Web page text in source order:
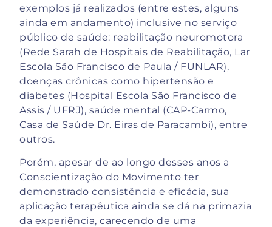
exemplos já realizados (entre estes, alguns
ainda em andamento) inclusive no serviço
público de saúde: reabilitação neuromotora
(Rede Sarah de Hospitais de Reabilitação, Lar
Escola São Francisco de Paula / FUNLAR),
doenças crônicas como hipertensão e
diabetes (Hospital Escola São Francisco de
Assis / UFRJ), saúde mental (CAP-Carmo,
Casa de Saúde Dr. Eiras de Paracambi), entre
outros.
Porém, apesar de ao longo desses anos a
Conscientização do Movimento ter
demonstrado consistência e eficácia, sua
aplicação terapêutica ainda se dá na primazia
da experiência, carecendo de uma